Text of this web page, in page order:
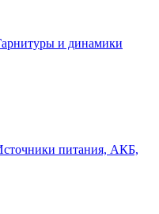
и динамики
питания, АКБ,